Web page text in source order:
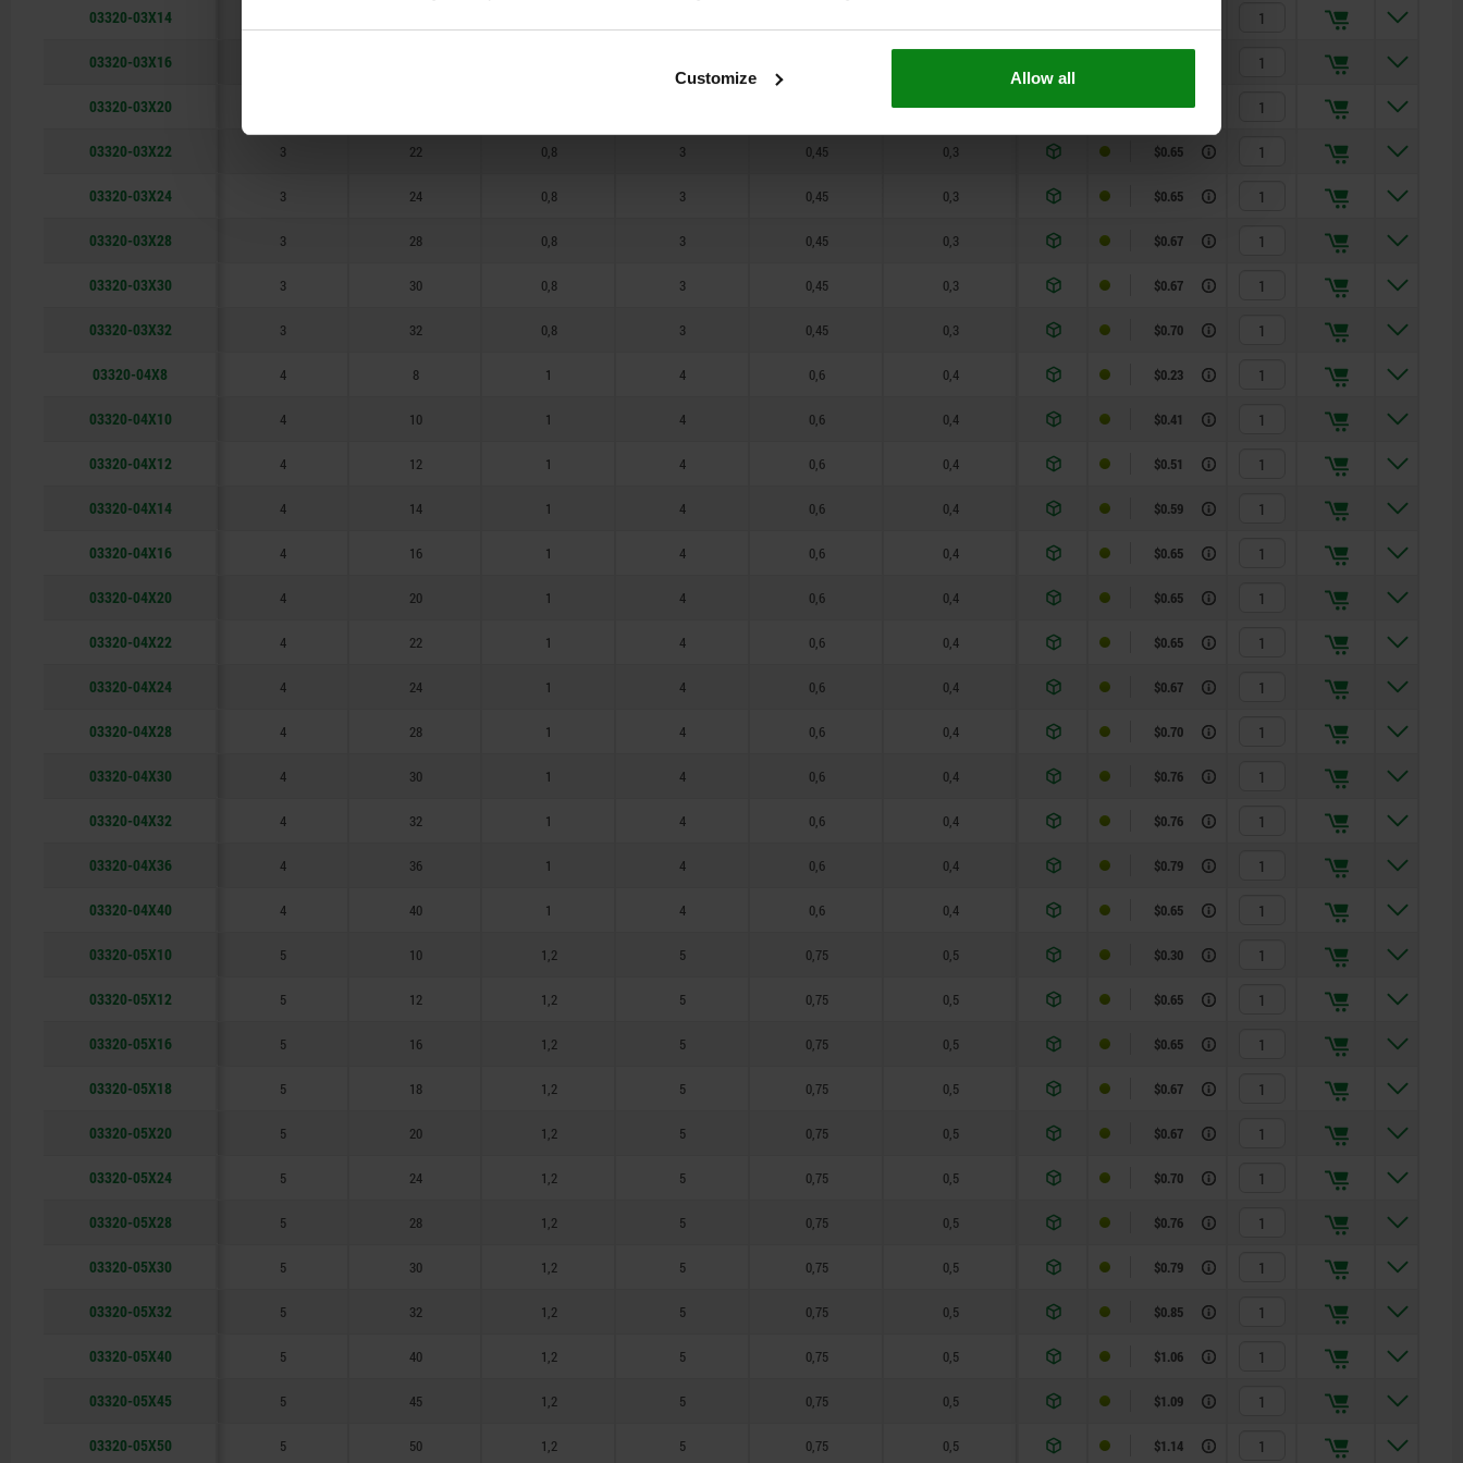
Customize Allow all
03320-03X14
03320-03X16
03320-03X20 0,3 $0.65
03320-03X22 3 22 0,8 3 0,45 0,3 $0.65
03320-03X24 3 24 0,8 3 0,45 0,3 $0.65
03320-03X28 3 28 0,8 3 0,45 0,3 $0.67
03320-03X30 3 30 0,8 3 0,45 0,3 $0.67
03320-03X32 3 32 0,8 3 0,45 0,3 $0.70
03320-04X8 4 8 1 4 0,6 0,4 $0.23
03320-04X10 4 10 1 4 0,6 0,4 $0.41
03320-04X12 4 12 1 4 0,6 0,4 $0.51
03320-04X14 4 14 1 4 0,6 0,4 $0.59
03320-04X16 4 16 1 4 0,6 0,4 $0.65
03320-04X20 4 20 1 4 0,6 0,4 $0.65
03320-04X22 4 22 1 4 0,6 0,4 $0.65
03320-04X24 4 24 1 4 0,6 0,4 $0.67
03320-04X28 4 28 1 4 0,6 0,4 $0.70
03320-04X30 4 30 1 4 0,6 0,4 $0.76
03320-04X32 4 32 1 4 0,6 0,4 $0.76
03320-04X36 4 36 1 4 0,6 0,4 $0.79
03320-04X40 4 40 1 4 0,6 0,4 $0.65
03320-05X10 5 10 1,2 5 0,75 0,5 $0.30
03320-05X12 5 12 1,2 5 0,75 0,5 $0.65
03320-05X16 5 16 1,2 5 0,75 0,5 $0.65
03320-05X18 5 18 1,2 5 0,75 0,5 $0.67
03320-05X20 5 20 1,2 5 0,75 0,5 $0.67
03320-05X24 5 24 1,2 5 0,75 0,5 $0.70
03320-05X28 5 28 1,2 5 0,75 0,5 $0.76
03320-05X30 5 30 1,2 5 0,75 0,5 $0.79
03320-05X32 5 32 1,2 5 0,75 0,5 $0.85
03320-05X40 5 40 1,2 5 0,75 0,5 $1.06
03320-05X45 5 45 1,2 5 0,75 0,5 $1.09
03320-05X50 5 50 1,2 5 0,75 0,5 $1.14